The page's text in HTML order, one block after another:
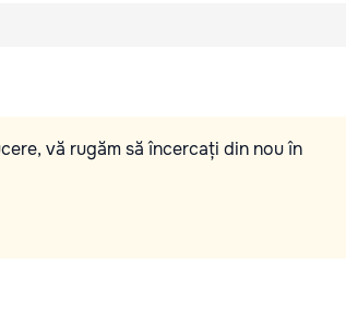
vă rugăm să încercați din nou în